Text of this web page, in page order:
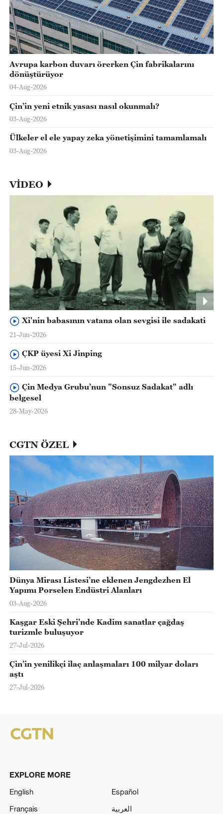
Avrupa karbon duvarı örerken Çin fabrikalarını
dönüştürüyor
04-Aug-2026
Çin’in yeni etnik yasası nasıl okunmalı?
03-Aug-2026
Ülkeler el ele yapay zeka yönetişimini tamamlamalı
03-Aug-2026
VİDEO
Xi'nin babasının vatana olan sevgisi ile sadakati
21-Jun-2026
ÇKP üyesi Xi Jinping
15-Jun-2026
Çin Medya Grubu’nun "Sonsuz Sadakat" adlı
belgesel
28-May-2026
CGTN ÖZEL
Dünya Mirası Listesi’ne eklenen Jengdezhen El
Yapımı Porselen Endüstri Alanları
03-Aug-2026
Kaşgar Eski Şehri’nde Kadim sanatlar çağdaş
turizmle buluşuyor
27-Jul-2026
Çin’in yenilikçi ilaç anlaşmaları 100 milyar doları
aştı
27-Jul-2026
EXPLORE MORE
English
Español
Français
العربية